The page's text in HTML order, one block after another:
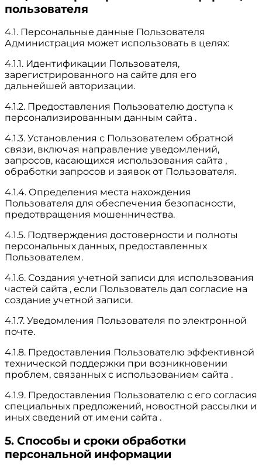
пользователя
4.1. Персональные данные Пользователя
Администрация может использовать в целях:
4.1.1. Идентификации Пользователя,
зарегистрированного на сайте для его
дальнейшей авторизации.
4.1.2. Предоставления Пользователю доступа к
персонализированным данным сайта .
4.1.3. Установления с Пользователем обратной
связи, включая направление уведомлений,
запросов, касающихся использования сайта ,
обработки запросов и заявок от Пользователя.
4.1.4. Определения места нахождения
Пользователя для обеспечения безопасности,
предотвращения мошенничества.
4.1.5. Подтверждения достоверности и полноты
персональных данных, предоставленных
Пользователем.
4.1.6. Создания учетной записи для использования
частей сайта , если Пользователь дал согласие на
создание учетной записи.
4.1.7. Уведомления Пользователя по электронной
почте.
4.1.8. Предоставления Пользователю эффективной
технической поддержки при возникновении
проблем, связанных с использованием сайта .
4.1.9. Предоставления Пользователю с его согласия
специальных предложений, новостной рассылки и
иных сведений от имени сайта .
5. Способы и сроки обработки
персональной информации